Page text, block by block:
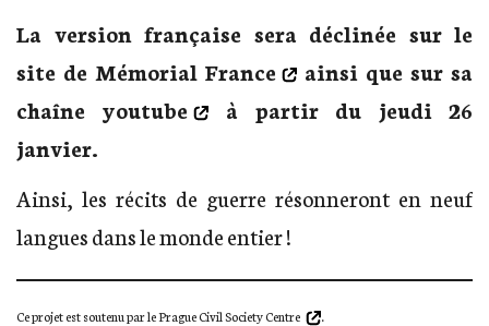
La version française sera déclinée sur le
site de Mémorial France
ainsi que sursa
chaîne youtube
à partir du jeudi 26
janvier.
Ainsi, les récits de guerre résonneront en neuf
langues dans le monde entier !
Ce projet est soutenu par lePrague Civil Society Centre
.